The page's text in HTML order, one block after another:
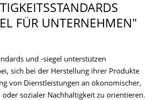
FÜR UNTERNEHMEN"
und -siegel unterstützen
sich bei der Herstellung ihrer Produkte
von Dienstleistungen an ökonomischer,
sozialer Nachhaltigkeit zu orientieren.